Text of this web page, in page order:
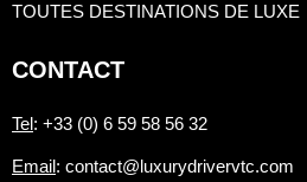
TOUTES DESTINATIONS DE LUXE
CONTACT
Tel : +33 (0) 6 59 58 56 32
Email : contact@luxurydrivervtc.com